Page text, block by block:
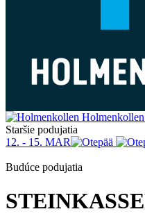
Holmenkollen
Staršie podujatia
12. - 15. MAR
Budúce podujatia